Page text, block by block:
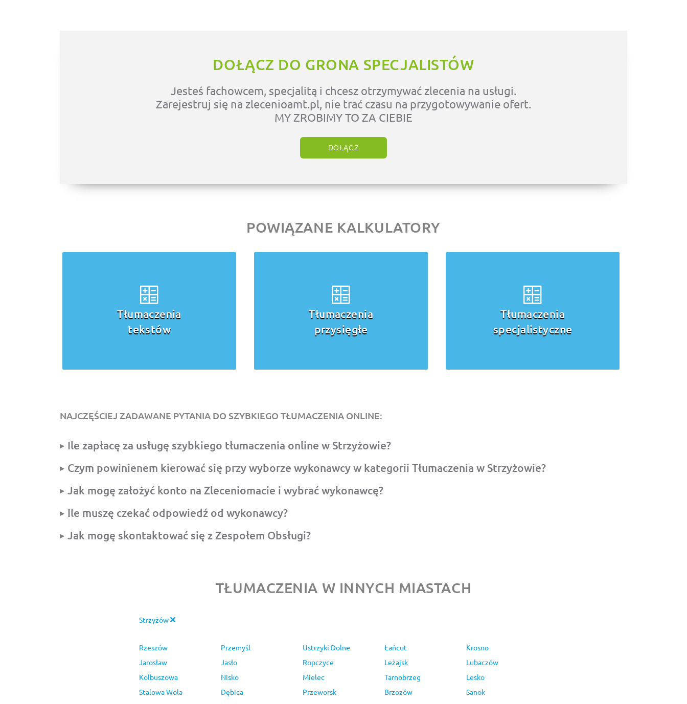
DOŁĄCZ DO GRONA SPECJALISTÓW
Jesteś fachowcem, specjalitą i chcesz otrzymywać zlecenia na usługi.
Zarejestruj się na zlecenioamt.pl, nie trać czasu na przygotowywanie ofert.
MY ZROBIMY TO ZA CIEBIE
DOŁĄCZ
POWIĄZANE KALKULATORY
Tłumaczenia
Tłumaczenia
specjalistyczne
Tłumaczenia
NAJCZĘŚCIEJ ZADAWANE PYTANIA DO SZYBKIEGO TŁUMACZENIA ONLINE:
Ile zapłacę za usługę szybkiego tłumaczenia online w Strzyżowie?
Czym powinienem kierować się przy wyborze wykonawcy w kategorii Tłumaczenia w Strzyżowie?
Jak mogę założyć konto na Zleceniomacie i wybrać wykonawcę?
Ile muszę czekać odpowiedź od wykonawcy?
Jak mogę skontaktować się z Zespołem Obsługi?
TŁUMACZENIA W INNYCH MIASTACH
Strzyżów
Rzeszów Przemyśl Ustrzyki Dolne Łańcut
Krosno
Jarosław
Jasło Ropczyce Leżajsk
Lubaczów
Kolbuszowa
Nisko Mielec Tarnobrzeg
Lesko
Stalowa Wola
Dębica Przeworsk Brzozów
Sanok